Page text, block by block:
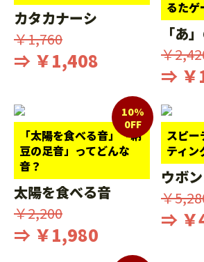
カタカナーシ
￥1,760
⇒ ￥1,408
るたゲ
「あ
￥
⇒ ￥
「太陽を食べる音」「納
豆の足音」ってどんな
音？
10%
0FF
太陽を食べる音
￥2,200
⇒ ￥1,980
スピー
ティン
ウボ
￥
⇒ ￥